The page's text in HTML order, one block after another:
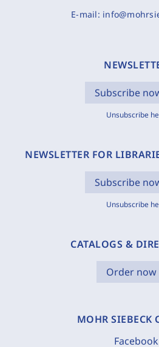
E-mail:
Subscribe
Unsubscribe
NEWSLETTER FOR
Subscribe
Unsubscribe
CATALOGS &
Order now
MOHR SIEBECK
Facebook